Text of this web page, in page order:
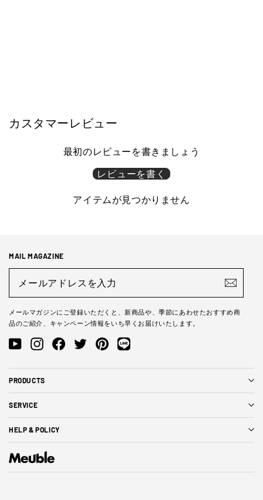
カスタマーレビュー
最初のレビューを書きましょう
レビューを書く
アイテムが見つかりません
MAIL MAGAZINE
ア
レ
ス
入
力
メールマガジンにご登録いただくと、新商品や、季節にあわせたおすすめ商
品のご紹介、キャンペーン情報をいち早くお届けいたします。
YouTube InstagramFacebookTwitter Pinterest
PRODUCTS
SERVICE
HELP & POLICY